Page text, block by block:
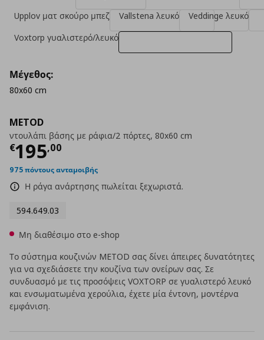
METOD
ντουλάπι βάσης με ράφια/2 πόρτες, 80x60 cm
€195,00
Τρέχουσα τιμή
975 πόντους ανταμοιβής
Η ράγα ανάρτησης πωλείται ξεχωριστά.
594.649.03
Upplov ματ σκούρο μπεζ
Vallstena λευκό
Veddinge λευκό
Voxtorp γυαλιστερό/λευκό
Μέγεθος:
80x60 cm
Μη διαθέσιμο στο e-shop
Το σύστημα κουζινών METOD σας δίνει άπειρες δυνατότητες
για να σχεδιάσετε την κουζίνα των ονείρων σας. Σε
συνδυασμό με τις προσόψεις VOXTORP σε γυαλιστερό λευκό
και ενσωματωμένα χερούλια, έχετε μία έντονη, μοντέρνα
εμφάνιση.